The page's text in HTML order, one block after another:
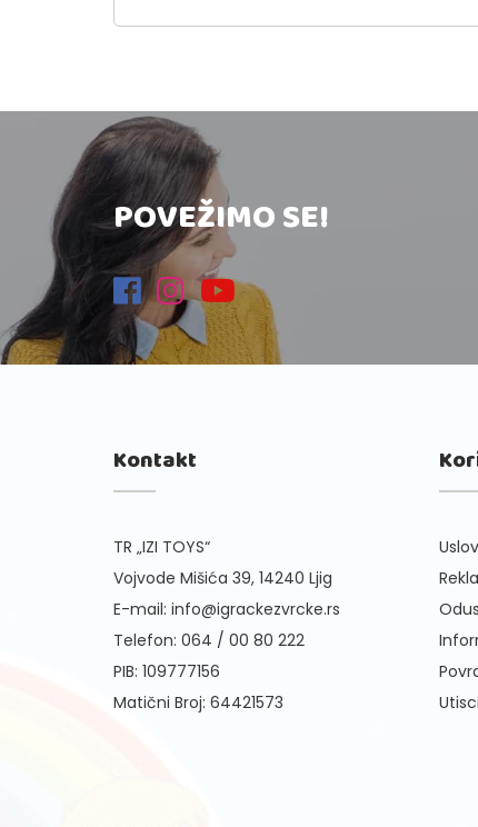
POVEŽIMO SE!
Kontakt
TR „IZI TOYS“
Vojvode Mišića 39, 14240 Ljig
E-mail: info@igrackezvrcke.rs
Telefon: 064 / 00 80 222
PIB: 109777156
Matični Broj: 64421573